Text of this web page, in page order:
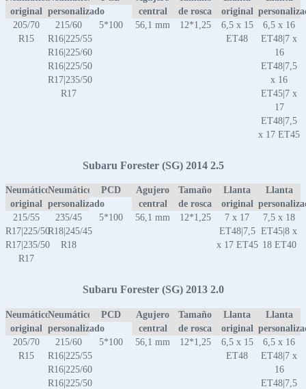
original
personalizado
central
de rosca
original
205/70
R15
215/60
R16|225/55
R16|225/60
R16|225/50
R17|235/50
R17
5*100 56,1 mm 12*1,25
6,5 x 15
ET48
6,5 x 16
ET48|7 x
16
ET48|7,5
x 16
ET45|7 x
17
ET48|7,5
x 17 ET45
Subaru Forester (SG) 2014 2.5
Neumático
original
Neumático
personalizado
PCD
Agujero
central
Tamaño
de rosca
Llanta
original
Llanta
215/55
R17|225/50
R17|235/50
R17
235/45
R18|245/45
R18
5*100 56,1 mm 12*1,25
7 x 17
ET48|7,5
x 17 ET45
7,5 x 18
ET45|8 x
18 ET40
Subaru Forester (SG) 2013 2.0
Neumático
original
Neumático
personalizado
PCD
Agujero
central
Tamaño
de rosca
Llanta
original
Llanta
205/70
R15
215/60
R16|225/55
R16|225/60
R16|225/50
5*100 56,1 mm 12*1,25
6,5 x 15
ET48
6,5 x 16
ET48|7 x
16
ET48|7,5